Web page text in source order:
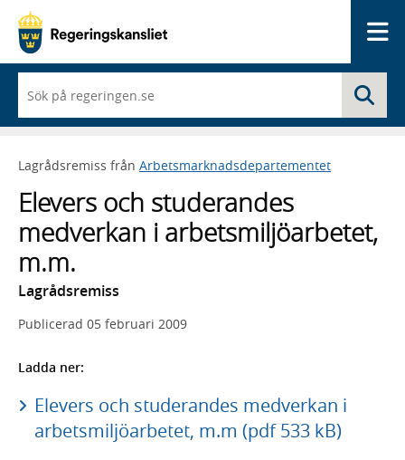
du
börjar
skriva
framträder
lista
med
sökförslag
Lagrådsremiss från Arbetsmarknadsdepartementet
Elevers och studerandes
medverkan i arbetsmiljöarbetet,
m.m.
Lagrådsremiss
Publicerad 05 februari 2009
Ladda ner:
Elevers och studerandes medverkan i
arbetsmiljöarbetet, m.m (pdf 533 kB)